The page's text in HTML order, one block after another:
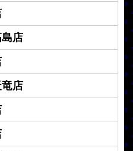
店
店